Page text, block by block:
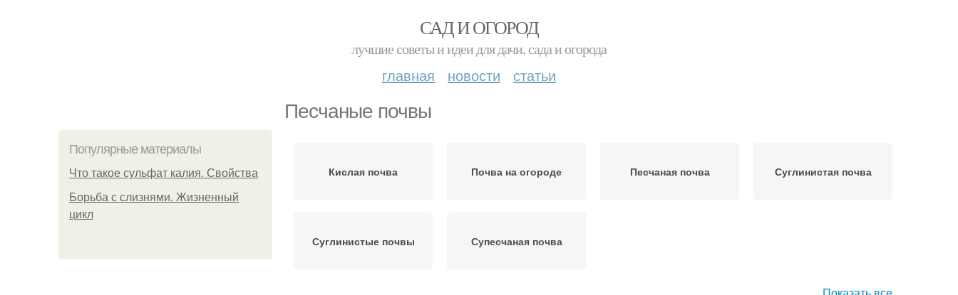
САД И ОГОРОД
лучшие советы и идеи для дачи, сада и огорода
главная новости статьи
Песчаные почвы
Популярные материалы
Что такое сульфат калия. Свойства
Борьба с слизнями. Жизненный
цикл
Кислая почва Почва на огороде Песчаная почва Суглинистая почва
Суглинистые почвы Супесчаная почва